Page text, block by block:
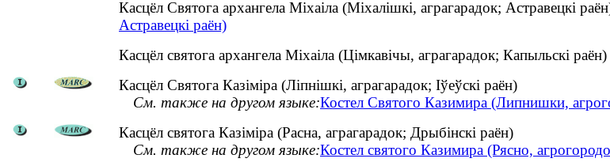
Касцёл Святога архангела Міхаіла (Міхалішкі, аграгарадок; Астравецкі
Астравецкі раён)
Касцёл святога архангела Міхаіла (Цімкавічы, аграгарадок; Капыльскі
Касцёл Святога Казіміра (Ліпнішкі, аграгарадок; Іўеўскі раён)
См. также на другом языке:Костел Святого Казимира (Липнишки,
Касцёл святога Казіміра (Расна, аграгарадок; Дрыбінскі раён)
См. также на другом языке:Костел святого Казимира (Рясно,